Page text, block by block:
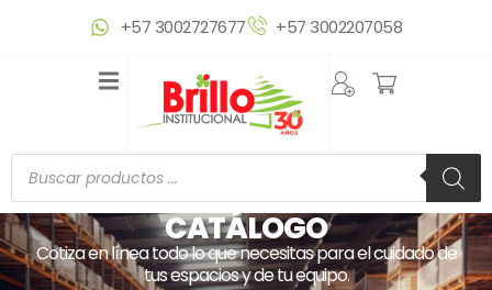
+57 3002727677 +57 3002207058
de
productos
CATÁLOGO
Cotiza en línea todo lo que necesitas para el cuidado de
tus espacios y de tu equipo.